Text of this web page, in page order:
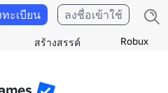
สร้างสรรค์ Robux
ทะเบียน ลงชื่อเข้าใช้